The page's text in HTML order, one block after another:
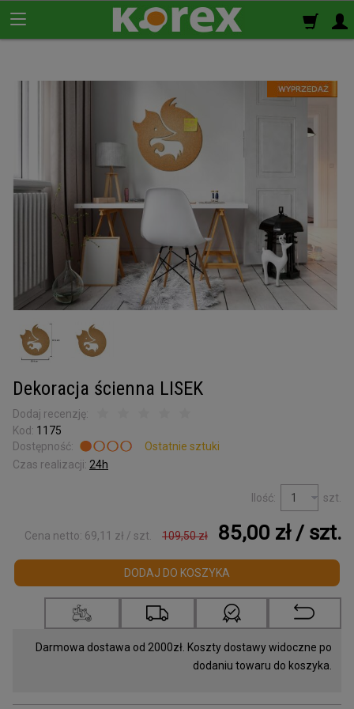
Korek ścienny
Płyty korkowe
Rolki korkowe
Podkład korkowy
pod panele
Korek izolacyjny
Izolacja termiczno-akustyczna
Korek samoprzylepny
i galanteria
Mapy Świata
Akcesoria
Tablice w ramce
Korek dylatacyjny
Dekoracja ścienna LISEK
Dodaj recenzję:
Kod: 1175
Dostępność:
Ostatnie sztuki
Czas realizacji: 24h
Ilość: szt.
Cena netto: 69,11 zł / szt. 109,50 zł 85,00 zł/ szt.
DODAJ DO KOSZYKA
Darmowa dostawa od 2000zł. Koszty dostawy widoczne po
dodaniu towaru do koszyka.